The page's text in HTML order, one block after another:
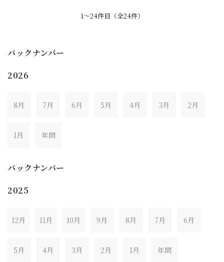
1〜24件目（全24件）
バックナンバー
2026
8月 7月 6月 5月 4月 3月 2月
1月 年間
バックナンバー
2025
12月 11月 10月 9月 8月 7月 6月
5月 4月 3月 2月 1月 年間